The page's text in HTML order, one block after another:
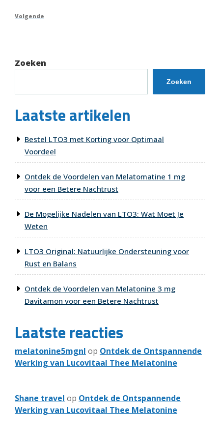
Volgend
Volgende
Zoeken
Zoeken
Laatste artikelen
Bestel LTO3 met Korting voor Optimaal
Voordeel
Ontdek de Voordelen van Melatomatine 1 mg
voor een Betere Nachtrust
De Mogelijke Nadelen van LTO3: Wat Moet Je
Weten
LTO3 Original: Natuurlijke Ondersteuning voor
Rust en Balans
Ontdek de Voordelen van Melatonine 3 mg
Davitamon voor een Betere Nachtrust
Laatste reacties
melatonine5mgnl op Ontdek de Ontspannende
Werking van Lucovitaal Thee Melatonine
Shane travel op Ontdek de Ontspannende
Werking van Lucovitaal Thee Melatonine